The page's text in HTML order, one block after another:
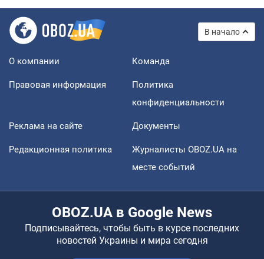
В начало
О компании Команда
Правовая информация
Политика
конфиденциальности
Реклама на сайте Документы
Редакционная политика
Журналисты OBOZ.UA на
месте событий
OBOZ.UA в Google News
Подписывайтесь, чтобы быть в курсе последних
новостей Украины и мира сегодня